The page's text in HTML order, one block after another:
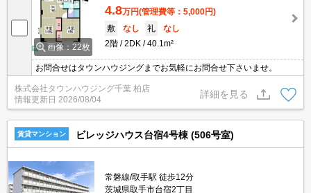
画像：22枚
4.8万円(管理費等：5,000円)
敷
なし 礼
なし
2階
2DK 40.1m²
お問合せはタウンハウジングまでお気軽にお問合せ下さいませ。
株式会社タウンハウジング千葉 柏店
情報更新日 2026/08/04
詳細を見る
賃貸マンション ビレッジハウス台宿4号棟 (506号室)
常磐線/取手駅 徒歩12分
茨城県取手市台宿2丁目